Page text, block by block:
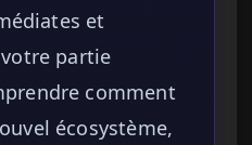
et
partie
comment
écosystème,